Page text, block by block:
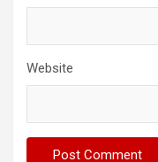
Website